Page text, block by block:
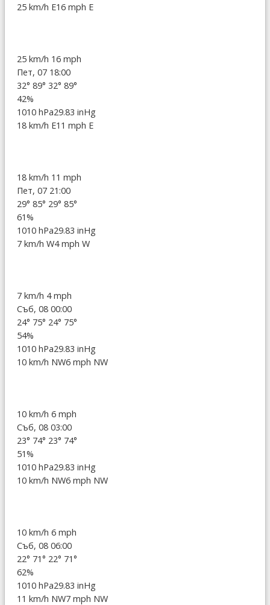
25 km/h E16 mph E
25 km/h 16 mph
Пет, 07 18:00
32° 89° 32° 89°
42%
1010 hPa29.83 inHg
18 km/h E11 mph E
18 km/h 11 mph
Пет, 07 21:00
29° 85° 29° 85°
61%
1010 hPa29.83 inHg
7 km/h W4 mph W
7 km/h 4 mph
Съб, 08 00:00
24° 75° 24° 75°
54%
1010 hPa29.83 inHg
10 km/h NW6 mph NW
10 km/h 6 mph
Съб, 08 03:00
23° 74° 23° 74°
51%
1010 hPa29.83 inHg
10 km/h NW6 mph NW
10 km/h 6 mph
Съб, 08 06:00
22° 71° 22° 71°
62%
1010 hPa29.83 inHg
11 km/h NW7 mph NW